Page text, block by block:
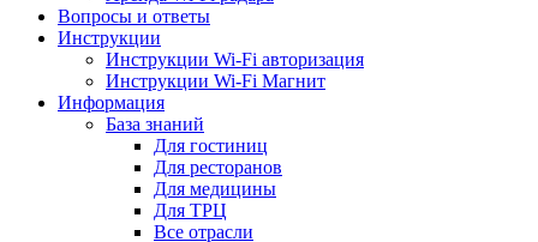
Вопросы и ответы
Инструкции
Инструкции Wi-Fi авторизация
Инструкции Wi-Fi Магнит
Информация
База знаний
Для гостиниц
Для ресторанов
Для медицины
Для ТРЦ
Все отрасли